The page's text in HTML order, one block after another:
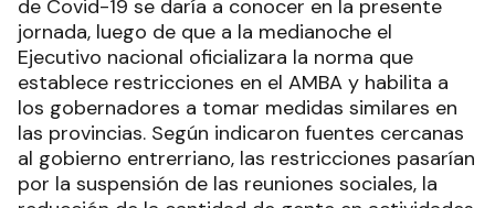
de Covid-19 se daría a conocer en la presente
jornada, luego de que a la medianoche el
Ejecutivo nacional oficializara la norma que
establece restricciones en el AMBA y habilita a
los gobernadores a tomar medidas similares en
las provincias. Según indicaron fuentes cercanas
al gobierno entrerriano, las restricciones pasarían
por la suspensión de las reuniones sociales, la